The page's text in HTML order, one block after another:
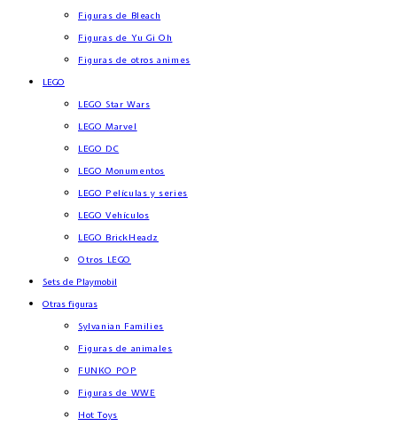
Figuras de Bleach
Figuras de Yu Gi Oh
Figuras de otros animes
LEGO
LEGO Star Wars
LEGO Marvel
LEGO DC
LEGO Monumentos
LEGO Películas y series
LEGO Vehículos
LEGO BrickHeadz
Otros LEGO
Sets de Playmobil
Otras figuras
Sylvanian Families
Figuras de animales
FUNKO POP
Figuras de WWE
Hot Toys